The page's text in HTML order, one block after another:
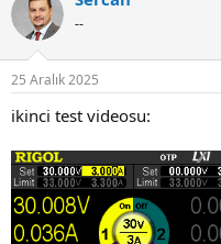
--
25 Aralık 2025
ikinci test videosu: